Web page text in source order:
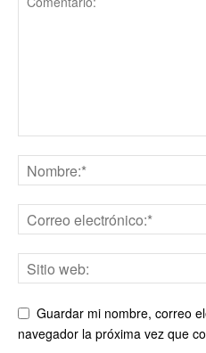
Guardar mi nombre, correo
navegador la próxima vez que